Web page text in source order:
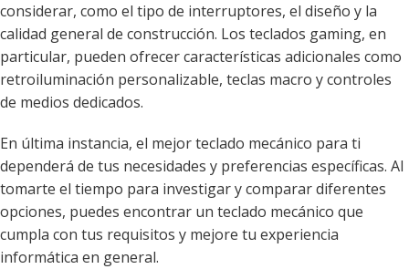
considerar, como el tipo de interruptores, el diseño y la
calidad general de construcción. Los teclados gaming, en
particular, pueden ofrecer características adicionales como
retroiluminación personalizable, teclas macro y controles
de medios dedicados.
En última instancia, el mejor teclado mecánico para ti
dependerá de tus necesidades y preferencias específicas. Al
tomarte el tiempo para investigar y comparar diferentes
opciones, puedes encontrar un teclado mecánico que
cumpla con tus requisitos y mejore tu experiencia
informática en general.